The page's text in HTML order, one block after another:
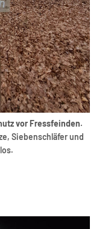
vor Fressfeinden.
Siebenschläfer und